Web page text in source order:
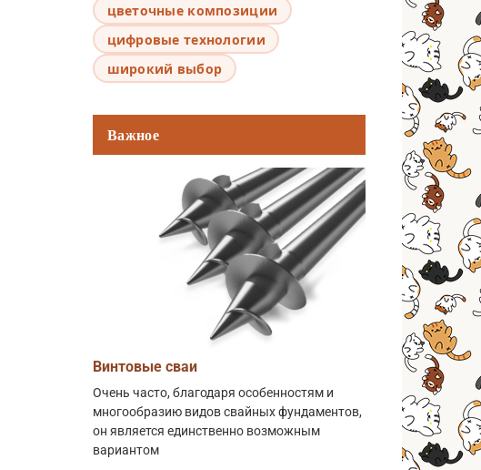
цветочные композиции
цифровые технологии
широкий выбор
Важное
Винтовые сваи
Очень часто, благодаря особенностям и
многообразию видов свайных фундаментов,
он является единственно возможным
вариантом